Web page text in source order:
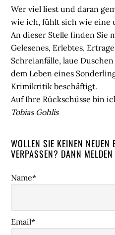
Wer viel liest und daran
wie ich, fühlt sich wie eine
An dieser Stelle finden Sie
Gelesenes, Erlebtes,
Schreianfälle, laue
dem Leben eines
Krimikritik beschäftigt.
Auf Ihre Rückschüsse bin
Tobias Gohlis
WOLLEN SIE KEINEN NEUEN
VERPASSEN? DANN
Name*
Email*